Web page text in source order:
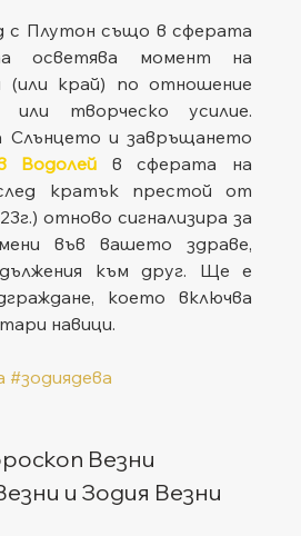
с Плутон също в сферата
осветява момент на
(или край) по отношение
или творческо усилие.
Слънцето и завръщането
Водолей в сферата на
кратък престой от
отново сигнализира за
във вашето здраве,
към друг. Ще е
което включва
навици.
#зодиядева
Везни
и Зодия Везни